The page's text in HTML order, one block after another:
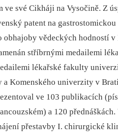
ve své Cikháji na Vysočině. Z
patent na
vědeckých hodností v
stříbrnými medailemi
lékařské fakulty
Komenského univerzity v
ve 103 publikacích
a 120
přestavby I. chirurgické